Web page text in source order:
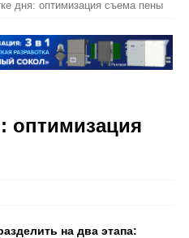
дня: оптимизация съема пены
оптимизация
на два этапа: